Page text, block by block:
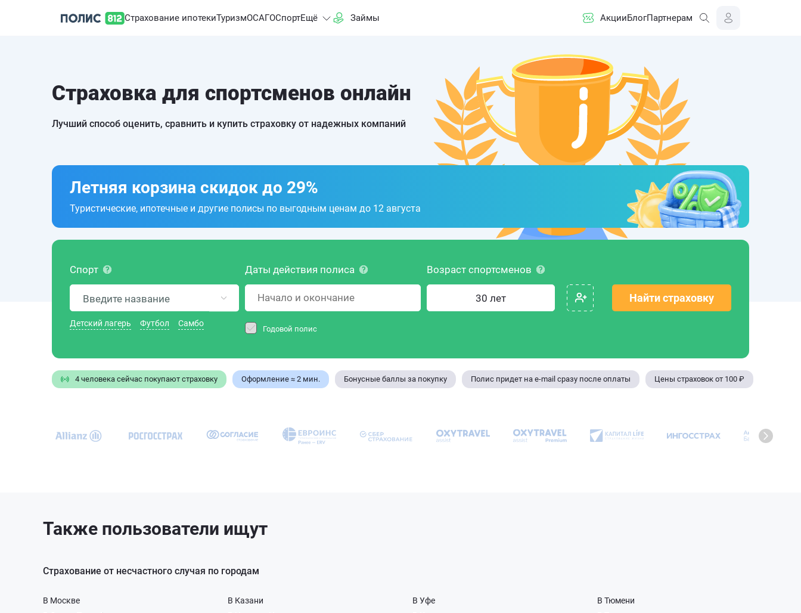
Страхование ипотекиТуризмОСАГОСпортЕщё Займы АкцииБлогПартнерам
Страховка для спортсменов онлайн
Лучший способ оценить, сравнить и купить страховку от надежных компаний
Летняя корзина скидок до 29%
Туристические, ипотечные и другие полисы по выгодным ценам до 12 августа
Спорт
Детский лагерь Футбол Самбо
Даты действия полиса
Годовой полис
Возраст спортсменов
Найти страховку
4 человека сейчас покупают страховку Оформление ≈ 2 мин. Бонусные баллы за покупку Полис придет на e-mail сразу после оплаты Цены страховок от 100 ₽
Также пользователи ищут
Страхование от несчастного случая по городам
В Москве
В Казани
В Уфе
В Тюмени